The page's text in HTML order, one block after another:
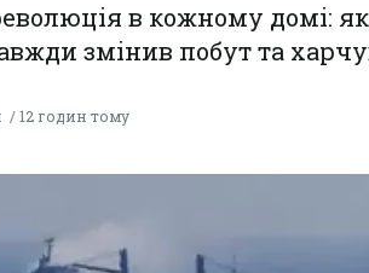
в кожному домі:
змінив побут та
12 годин тому